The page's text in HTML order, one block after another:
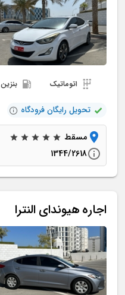
اتوماتیک بنزین
تحویل رایگان فرودگاه
مسقط
1344/2618
اجارههیوندایالنترا